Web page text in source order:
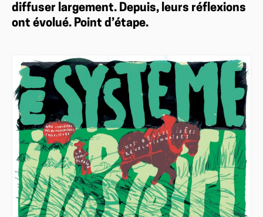
diffuser largement. Depuis, leurs réflexions
ont évolué. Point d’étape.